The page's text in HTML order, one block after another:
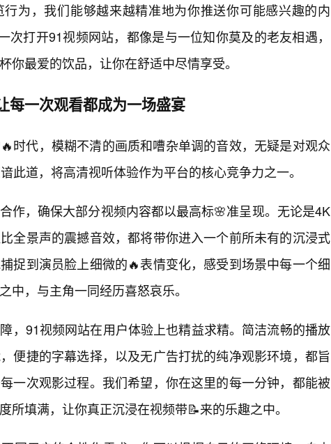
为，我们能够越来越精准地为你推送你可能感兴趣的内
次打开91视频网站，都像是与一位知你莫及的老友相遇，
你最爱的饮品，让你在舒适中尽情享受。
每一次观看都成为一场盛宴
时代，模糊不清的画质和嘈杂单调的音效，无疑是对观众
此道，将高清视听体验作为平台的核心竞争力之一。
作，确保大部分视频内容都以最高标🌸准呈现。无论是4K
全景声的震撼音效，都将带你进入一个前所未有的沉浸式
捉到演员脸上细微的🔥表情变化，感受到场景中每一个细
中，与主角一同经历喜怒哀乐。
，91视频网站在用户体验上也精益求精。简洁流畅的播放
便捷的字幕选择，以及无广告打扰的纯净观影环境，都旨
一次观影过程。我们希望，你在这里的每一分钟，都能被
所填满，让你真正沉浸在视频带📝来的乐趣之中。